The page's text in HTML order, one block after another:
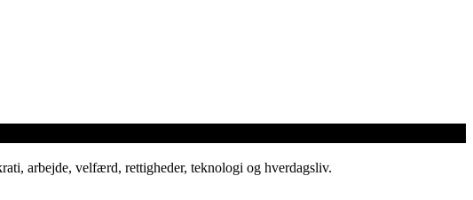
arbejde, velfærd, rettigheder, teknologi og hverdagsliv.